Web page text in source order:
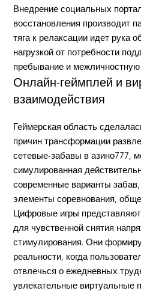
Внедрение социальных
восстановления производит
тяга к релаксации идет рука
нагрузкой от потребности
пребывание и межличностную
Онлайн-геймплей и
взаимодействия
Геймерская область
причин трансформации
сетевые-забавы в азино777,
симулированная
современные варианты
элементы соревнования,
Цифровые игры
для чувственной снятия
стимулирования. Они
реальности, когда
отвлечься о ежедневных
увлекательные виртуальные